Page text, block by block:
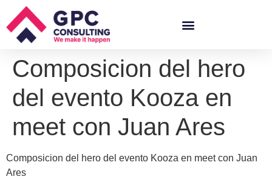
Composicion del hero
del evento Kooza en
meet con Juan Ares
Composicion del hero del evento Kooza en meet con Juan
Ares